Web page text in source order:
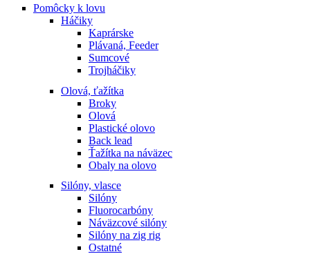
Pomôcky k lovu
Háčiky
Kaprárske
Plávaná, Feeder
Sumcové
Trojháčiky
Olová, ťažítka
Broky
Olová
Plastické olovo
Back lead
Ťažítka na náväzec
Obaly na olovo
Silóny, vlasce
Silóny
Fluorocarbóny
Náväzcové silóny
Silóny na zig rig
Ostatné